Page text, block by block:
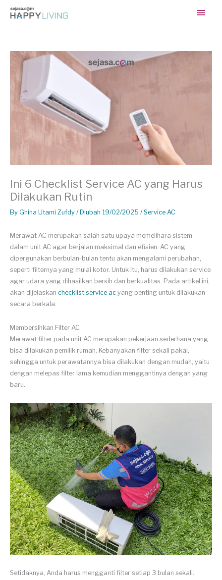
Main
Ini 6 Checklist Service AC yang Harus
Dilakukan Rutin
By Ghina Utami Zufdy / Diubah 19/02/2025 / Service AC
Merawat AC merupakan salah satu upaya memelihara sistem
dalam unit AC agar berjalan maksimal dan efisien. AC yang
dipergunakan berbulan-bulan tentu akan mengalami perubahan,
seperti filternya yang mulai kotor. Untuk itu, harus dilakukan service
agar udara yang dihasilkan bersih dan berkualitas. Pada artikel ini,
akan dijelaskan checklist service ac yang penting untuk dilakukan
secara berkala.
Membersihkan Filter AC
Merawat filter pada unit AC merupakan pekerjaan sederhana yang
bisa dilakukan pemilik rumah. Kebanyakan filter sekali pakai,
sehingga untuk perawatannya bisa dilakukan dengan mudah, yaitu
dengan melepas filter lama kemudian menggantinya dengan yang
baru.
Setidaknya, Anda harus mengganti filter setiap 3 bulan sekali.